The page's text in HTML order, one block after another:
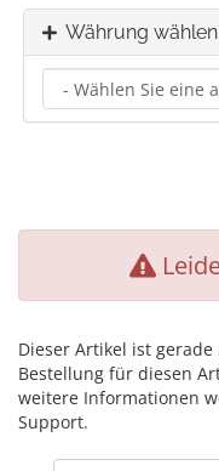
Währung wählen
Dieser Artikel ist
Bestellung für diesen
weitere Informationen
Support.